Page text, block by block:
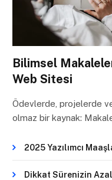
Bilimsel
Web Sitesi
Ödevlerde, projelerde
olmaz bir kaynak:
2025 Yazılımcı
Dikkat Sürenizin